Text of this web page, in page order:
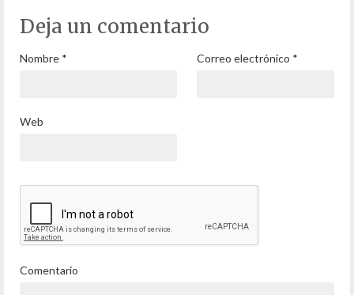
Deja un comentario
Nombre * Correo electrónico *
Web
Comentario